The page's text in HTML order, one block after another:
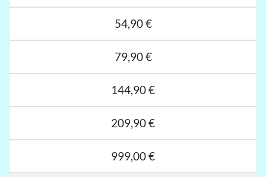
54,90 €
79,90 €
144,90 €
209,90 €
999,00 €